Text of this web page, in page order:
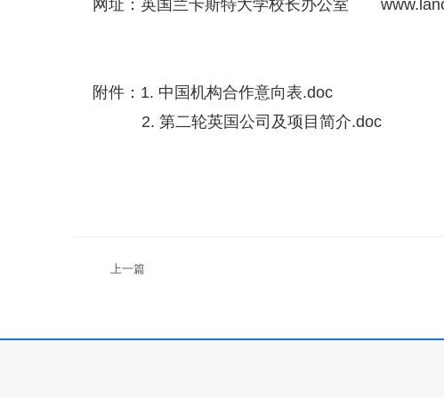
网址：英国兰卡斯特大学校长办公室
附件：1. 中国机构合作意向表.doc
2. 第二轮英国公司及项目简介.doc
上一篇